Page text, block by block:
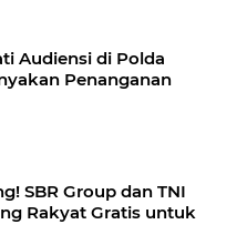
Audiensi di Polda
Penanganan
SBR Group dan TNI
Rakyat Gratis untuk